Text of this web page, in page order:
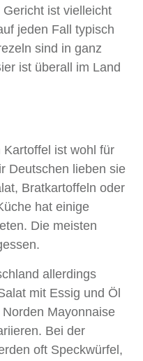
ist vielleicht
jeden Fall typisch
sind in ganz
ist überall im Land
ist wohl für
Deutschen lieben sie
Bratkartoffeln oder
hat einige
Die meisten
allerdings
mit Essig und Öl
Mayonnaise
Bei der
oft Speckwürfel,